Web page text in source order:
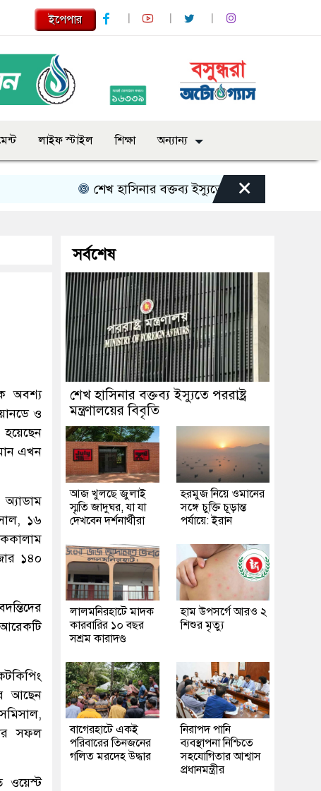
ইপেপার
লাইফ স্টাইল শিক্ষা অন্যান্য
শেখ হাসিনার বক্তব্য ইস্যুতে পররাষ্ট্র মন্ত্রণালয়ের বিবৃতি
×
অবশ্য
ও
এখন
১৬
১৪০
আরেকটি
আছেন
সফল
ওয়েস্ট
সর্বশেষ
শেখ হাসিনার বক্তব্য ইস্যুতে পররাষ্ট্র
মন্ত্রণালয়ের বিবৃতি
আজ খুলছে জুলাই
স্মৃতি জাদুঘর, যা যা
দেখবেন দর্শনার্থীরা
হরমুজ নিয়ে ওমানের
সঙ্গে চুক্তি চূড়ান্ত
পর্যায়ে: ইরান
লালমনিরহাটে মাদক
কারবারির ১০ বছর
সশ্রম কারাদণ্ড
হাম উপসর্গে আরও ২
শিশুর মৃত্যু
‎বাগেরহাটে একই
পরিবারের তিনজনের
গলিত মরদেহ উদ্ধার
নিরাপদ পানি
ব্যবস্থাপনা নিশ্চিতে
সহযোগিতার আশ্বাস
প্রধানমন্ত্রীর